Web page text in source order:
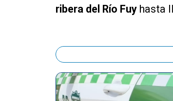
ribera del Río Fuy hasta